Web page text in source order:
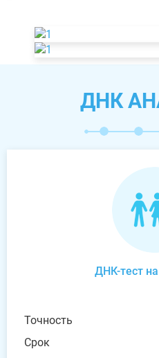
ДНК
ДНК-тест
Точность
Срок